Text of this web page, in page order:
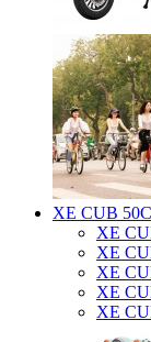
XE CUB
XE
XE
XE
XE
XE